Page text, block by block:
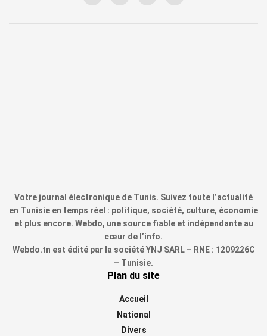
Votre journal électronique de Tunis. Suivez toute l’actualité
en Tunisie en temps réel : politique, société, culture, économie
et plus encore. Webdo, une source fiable et indépendante au
cœur de l’info.
Webdo.tn est édité par la société YNJ SARL – RNE : 1209226C
– Tunisie.
Plan du site
Accueil
National
Divers